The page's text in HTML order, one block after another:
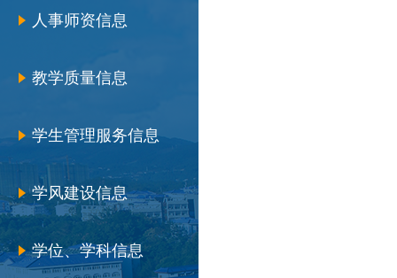
人事师资信息
教学质量信息
学生管理服务信息
学风建设信息
学位、学科信息